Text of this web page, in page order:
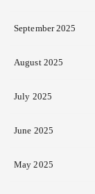
September 2025
August 2025
July 2025
June 2025
May 2025